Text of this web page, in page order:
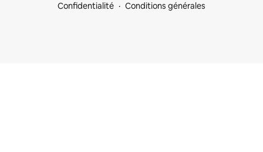
Confidentialité
Conditions générales